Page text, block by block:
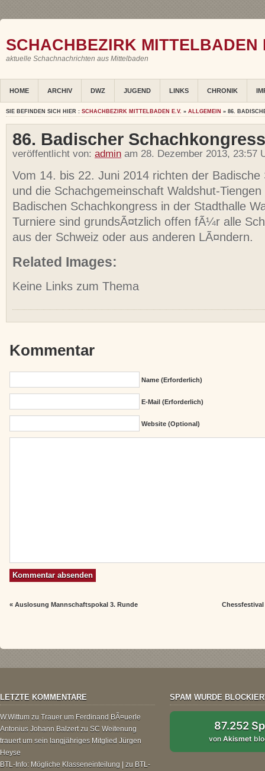
SCHACHBEZIRK MITTELBADEN
aktuelle Schachnachrichten aus Mittelbaden
HOME ARCHIV DWZ JUGEND LINKS CHRONIK
SIE BEFINDEN SICH HIER : SCHACHBEZIRK MITTELBADEN E.V. » ALLGEMEIN » 86.
86. Badischer Schachkongress
veröffentlicht von: admin am 28. Dezember 2013, 23:57
Vom 14. bis 22. Juni 2014 richten der Badische
und die Schachgemeinschaft Waldshut-
Badischen Schachkongress in der Stadthalle
Turniere sind grundsÃ¤tzlich offen fÃ¼r alle
aus der Schweiz oder aus anderen LÃ¤ndern.
Related Images:
Keine Links zum Thema
Kommentar
Name (erforderlich)
E-Mail (erforderlich)
Website (Optional)
«Auslosung Mannschaftspokal 3. Runde
LETZTE KOMMENTARE
W.Wittum zu Trauer um Ferdinand BÃ¤uerle
Antonius Johann Balzertzu SC Weitenung
trauert um sein langjähriges Mitglied Jürgen
Heyse
BTL-Info: Mögliche Klasseneinteilung | zu BTL-
SPAM WURDE
87.252
vonAkismet